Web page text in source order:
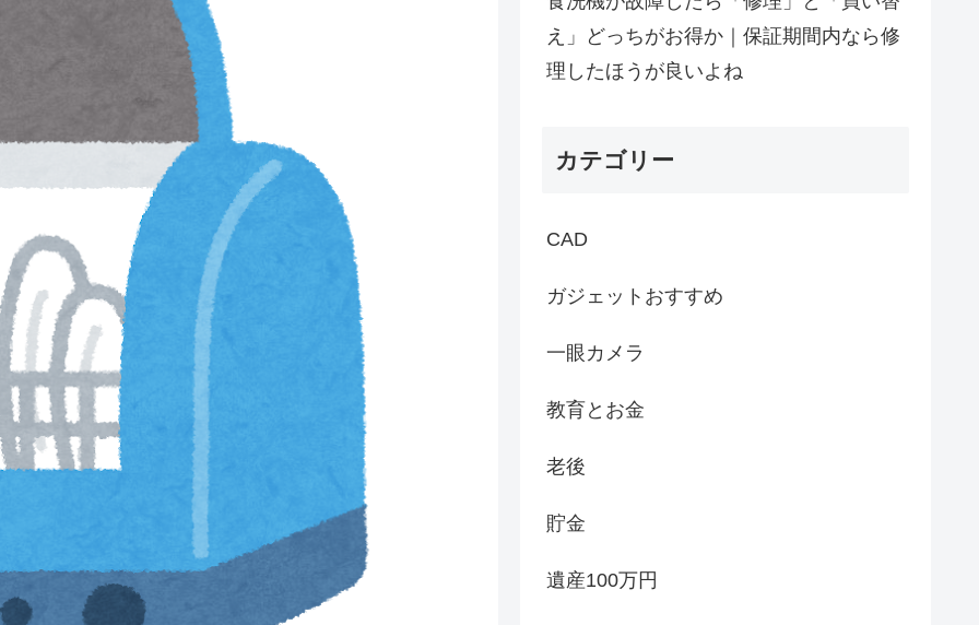
え」どっちがお得か｜保証期間内なら修
理したほうが良いよね
カテゴリー
CAD
ガジェットおすすめ
一眼カメラ
教育とお金
老後
貯金
遺産100万円